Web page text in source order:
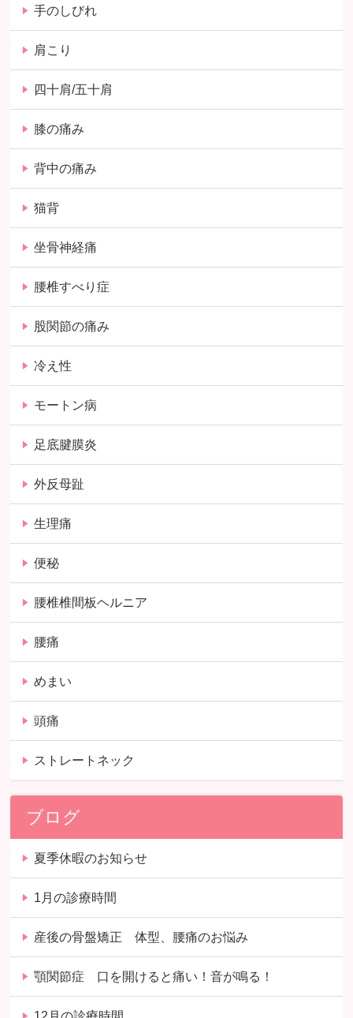
手のしびれ
肩こり
四十肩/五十肩
膝の痛み
背中の痛み
猫背
坐骨神経痛
腰椎すべり症
股関節の痛み
冷え性
モートン病
足底腱膜炎
外反母趾
生理痛
便秘
腰椎椎間板ヘルニア
腰痛
めまい
頭痛
ストレートネック
ブログ
夏季休暇のお知らせ
1月の診療時間
産後の骨盤矯正 体型、腰痛のお悩み
顎関節症 口を開けると痛い！音が鳴る！